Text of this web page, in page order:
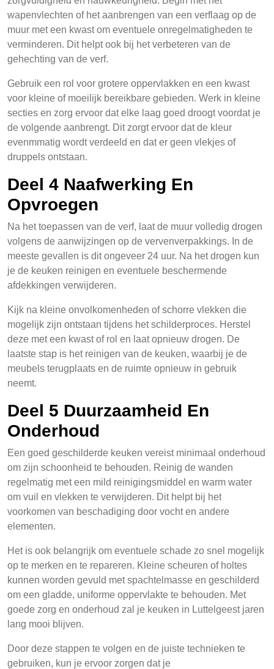
wapenvlechten of het aanbrengen van een verflaag op de
muur met een kwast om eventuele onregelmatigheden te
verminderen. Dit helpt ook bij het verbeteren van de
gehechting van de verf.
Gebruik een rol voor grotere oppervlakken en een kwast
voor kleine of moeilijk bereikbare gebieden. Werk in kleine
secties en zorg ervoor dat elke laag goed droogt voordat je
de volgende aanbrengt. Dit zorgt ervoor dat de kleur
evenmmatig wordt verdeeld en dat er geen vlekjes of
druppels ontstaan.
Deel 4 Naafwerking En
Opvroegen
Na het toepassen van de verf, laat de muur volledig drogen
volgens de aanwijzingen op de vervenverpakkings. In de
meeste gevallen is dit ongeveer 24 uur. Na het drogen kun
je de keuken reinigen en eventuele beschermende
afdekkingen verwijderen.
Kijk na kleine onvolkomenheden of schorre vlekken die
mogelijk zijn ontstaan tijdens het schilderproces. Herstel
deze met een kwast of rol en laat opnieuw drogen. De
laatste stap is het reinigen van de keuken, waarbij je de
meubels terugplaats en de ruimte opnieuw in gebruik
neemt.
Deel 5 Duurzaamheid En
Onderhoud
Een goed geschilderde keuken vereist minimaal onderhoud
om zijn schoonheid te behouden. Reinig de wanden
regelmatig met een mild reinigingsmiddel en warm water
om vuil en vlekken te verwijderen. Dit helpt bij het
voorkomen van beschadiging door vocht en andere
elementen.
Het is ook belangrijk om eventuele schade zo snel mogelijk
op te merken en te repareren. Kleine scheuren of holtes
kunnen worden gevuld met spachtelmasse en geschilderd
om een gladde, uniforme oppervlakte te behouden. Met
goede zorg en onderhoud zal je keuken in Luttelgeest jaren
lang mooi blijven.
Door deze stappen te volgen en de juiste technieken te
gebruiken, kun je ervoor zorgen dat je